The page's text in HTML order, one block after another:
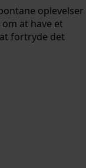
oplevelser
at have et
fortryde det